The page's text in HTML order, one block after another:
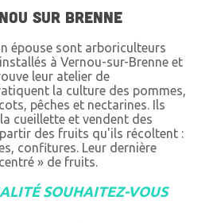
SUR BRENNE
épouse sont arboriculteurs
à Vernou-sur-Brenne et
leur atelier de
la culture des pommes,
pêches et nectarines. Ils
cueillette et vendent des
des fruits qu'ils récoltent :
confitures. Leur dernière
» de fruits.
SOUHAITEZ-VOUS